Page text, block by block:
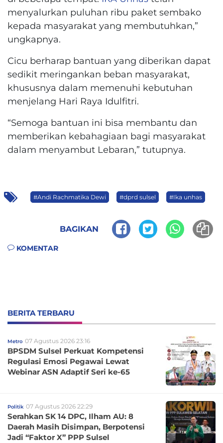
menyalurkan puluhan ribu paket sembako
kepada masyarakat yang membutuhkan,”
ungkapnya.
Cicu berharap bantuan yang diberikan dapat
sedikit meringankan beban masyarakat,
khususnya dalam memenuhi kebutuhan
menjelang Hari Raya Idulfitri.
“Semoga bantuan ini bisa membantu dan
memberikan kebahagiaan bagi masyarakat
dalam menyambut Lebaran,” tutupnya.
#Andi Rachmatika Dewi #dprd sulsel #Ika unhas
BAGIKAN
KOMENTAR
BERITA TERBARU
Metro 07 Agustus 2026 23:16
BPSDM Sulsel Perkuat Kompetensi
Regulasi Emosi Pegawai Lewat
Webinar ASN Adaptif Seri ke-65
Politik 07 Agustus 2026 22:29
Serahkan SK 14 DPC, Ilham AU: 8
Daerah Masih Disimpan, Berpotensi
Jadi “Faktor X” PPP Sulsel